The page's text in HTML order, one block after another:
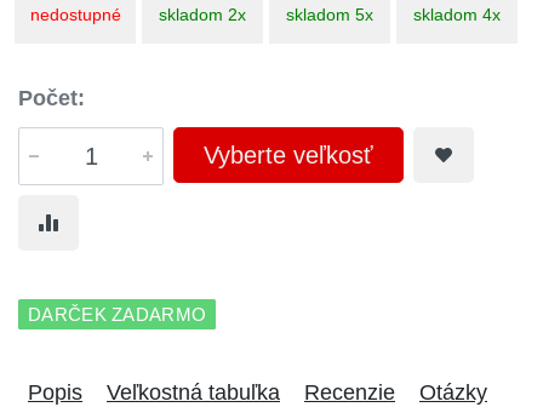
nedostupné skladom 2x skladom 5x skladom 4x
Počet:
Vyberte veľkosť
DARČEK ZADARMO
Popis Veľkostná tabuľka Recenzie Otázky